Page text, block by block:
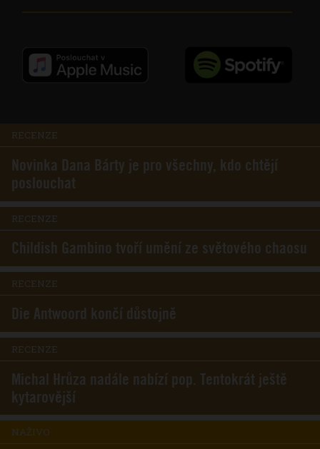
RECENZE
Novinka Dana Bárty je pro všechny, kdo chtějí
poslouchat
RECENZE
Childish Gambino tvoří umění ze světového chaosu
RECENZE
Die Antwoord končí důstojně
RECENZE
Michal Hrůza nadále nabízí pop. Tentokrát ještě
kytarovější
NAŽIVO